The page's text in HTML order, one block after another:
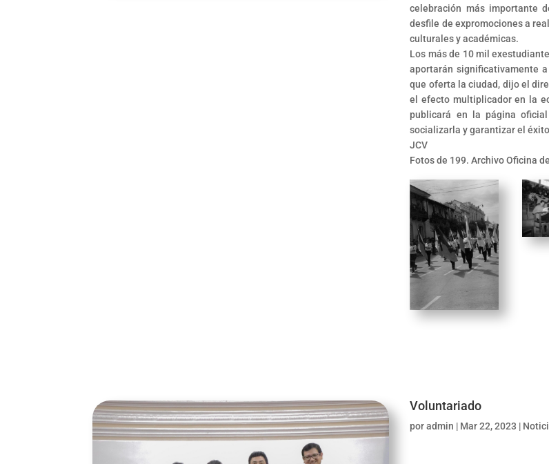
celebración más importante
desfile de expromociones a
culturales y académicas.
Los más de 10 mil
aportarán significativamente
que oferta la ciudad, dijo el
el efecto multiplicador en la
publicará en la página
socializarla y garantizar el
JCV
Fotos de 199. Archivo Oficina
Voluntariado
poradmin | Mar 22, 2023 |